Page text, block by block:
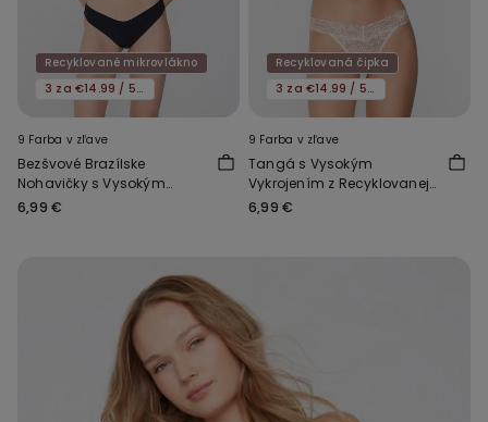
Recyklované mikrovlákno
3 za €14.99 / 5 za €21.99
9 Farba v zľave
Bezšvové Brazílske
Nohavičky s Vysokým
Vykrojením z
6,99 €
Recyklovaná čipka
3 za €14.99 / 5 za €21.99
9 Farba v zľave
Tangá s Vysokým
Vykrojením z Recyklovanej
Čipky
6,99 €